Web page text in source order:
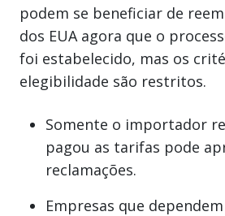
podem se beneficiar de
dos EUA agora que o
foi estabelecido, mas os
elegibilidade são restritos.
Somente o importador
pagou as tarifas pode
reclamações.
Empresas que